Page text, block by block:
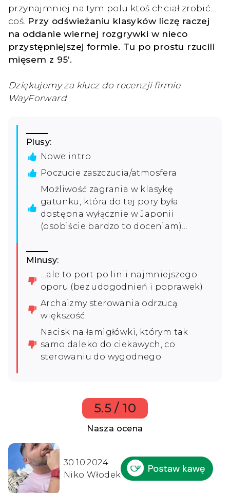
przynajmniej na tym polu ktoś chciał zrobić…
coś. Przy odświeżaniu klasyków liczę raczej
na oddanie wiernej rozgrywki w nieco
przystępniejszej formie. Tu po prostu rzucili
mięsem z 95’.
Dziękujemy za klucz do recenzji firmie
WayForward
Plusy:
Nowe intro
Poczucie zaszczucia/atmosfera
Możliwość zagrania w klasykę
gatunku, która do tej pory była
dostępna wyłącznie w Japonii
(osobiście bardzo to doceniam)…
Minusy:
…ale to port po linii najmniejszego
oporu (bez udogodnień i poprawek)
Archaizmy sterowania odrzucą
większość
Nacisk na łamigłówki, którym tak
samo daleko do ciekawych, co
sterowaniu do wygodnego
5.5 / 10
Nasza ocena
30.10.2024
Niko Włodek